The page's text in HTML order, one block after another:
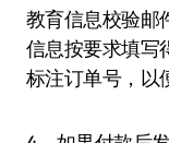
教育信息校验邮
信息按要求填写
标注订单号，以